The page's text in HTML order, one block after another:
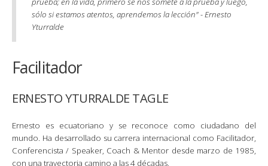
sólo si estamos atentos, aprendemos la lección" - Ernesto
Yturralde
Facilitador
ERNESTO YTURRALDE TAGLE
Ernesto es ecuatoriano y se reconoce como ciudadano del
mundo. Ha desarrollado su carrera internacional como Facilitador,
Conferencista / Speaker, Coach & Mentor desde marzo de 1985,
con una trayectoria camino a las 4 décadas.